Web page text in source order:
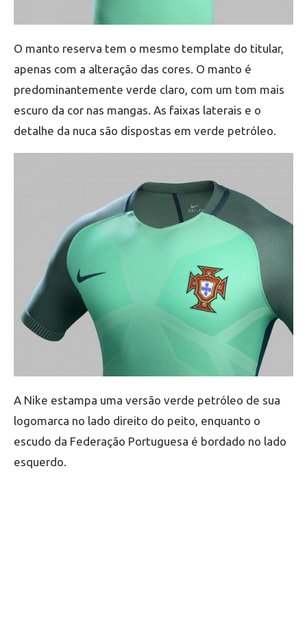
O manto reserva tem o mesmo template do titular,
apenas com a alteração das cores. O manto é
predominantemente verde claro, com um tom mais
escuro da cor nas mangas. As faixas laterais e o
detalhe da nuca são dispostas em verde petróleo.
A Nike estampa uma versão verde petróleo de sua
logomarca no lado direito do peito, enquanto o
escudo da Federação Portuguesa é bordado no lado
esquerdo.